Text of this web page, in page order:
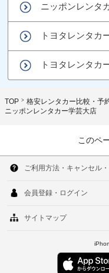
ニッポンレンタ
トヨタレンタカ
トヨタレンタカ
TOP 格安レンタカー比較・予
ニッポンレンタカー学芸大店
このペ